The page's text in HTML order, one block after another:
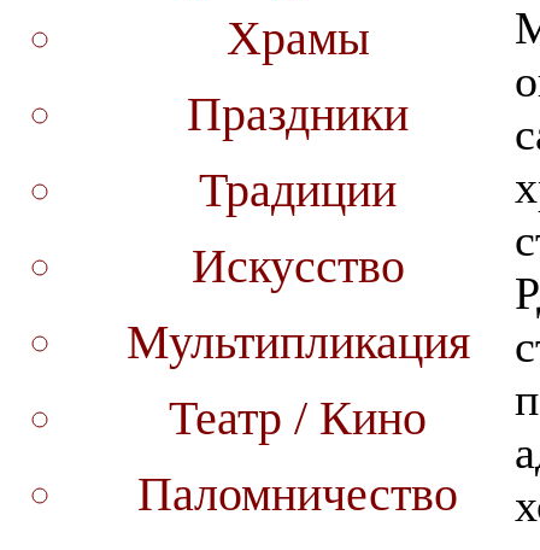
Храмы
Праздники
Традиции
Искусcтво
Мультипликация
Театр / Кино
Паломничество